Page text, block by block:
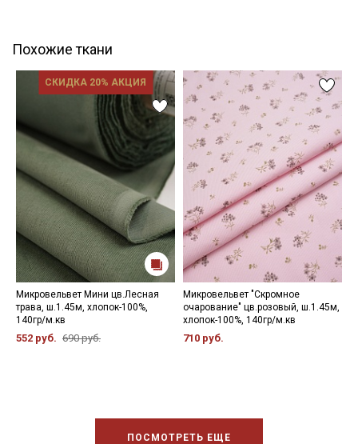
Похожие ткани
СКИДКА 20% АКЦИЯ
Микровельвет Мини цв.Лесная
трава, ш.1.45м, хлопок-100%,
140гр/м.кв
552 руб. 690 руб.
Микровельвет "Скромное
очарование" цв.розовый, ш.1.45м,
хлопок-100%, 140гр/м.кв
710 руб.
ПОСМОТРЕТЬ ЕЩЕ